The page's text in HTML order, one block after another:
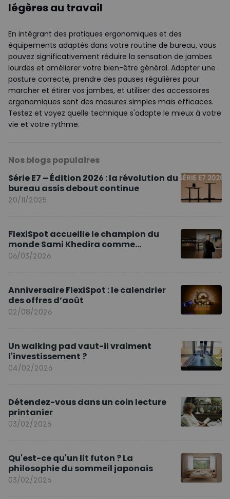
légères au travail
En intégrant des pratiques ergonomiques et des
équipements adaptés dans votre routine de bureau, vous
pouvez significativement réduire la sensation de jambes
lourdes et améliorer votre bien-être général. Adopter une
posture correcte, prendre des pauses régulières pour
marcher et étirer vos jambes, et utiliser des accessoires
ergonomiques sont des mesures simples mais efficaces.
Testez et voyez quelle technique s'adapte le mieux à votre
vie et votre rythme.
Nos blogs populaires
Série E7 – Édition 2026 : la révolution du
bureau assis debout continue
20/11/2025
FlexiSpot accueille le champion du
monde Sami Khedira comme
ambassadeur de la marque en Europe
06/03/2026
Anniversaire FlexiSpot : le calendrier
des offres d’août
02/08/2026
Un walking pad vaut-il vraiment
l'investissement ?
04/02/2026
Détendez-vous dans un coin lecture
printanier
03/02/2026
Qu'est-ce qu'un lit futon ? La
philosophie du sommeil japonais
03/02/2026